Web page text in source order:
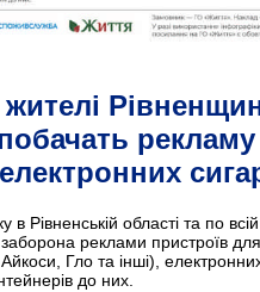
рекламу
Рівненській області та по всій
реклами пристроїв для
Гло та інші),
до них.